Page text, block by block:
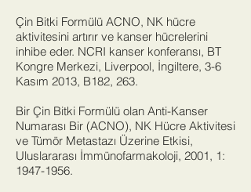
Çin Bitki Formülü ACNO, NK hücre
aktivitesini artırır ve kanser hücrelerini
inhibe eder. NCRI kanser konferansı, BT
Kongre Merkezi, Liverpool, İngiltere, 3-6
Kasım 2013, B182, 263.
Bir Çin Bitki Formülü olan Anti-Kanser
Numarası Bir (ACNO), NK Hücre Aktivitesi
ve Tümör Metastazı Üzerine Etkisi,
Uluslararası İmmünofarmakoloji, 2001, 1:
1947-1956.